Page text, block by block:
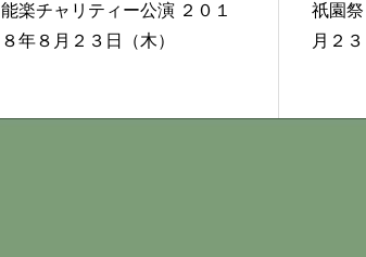
能楽チャリティー公演 ２０１
８年８月２３日（木）
祇園祭 宵
月２